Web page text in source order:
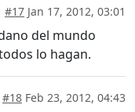
#17 Jan 17, 2012, 03:01
del mundo
lo hagan.
#18 Feb 23, 2012, 04:43